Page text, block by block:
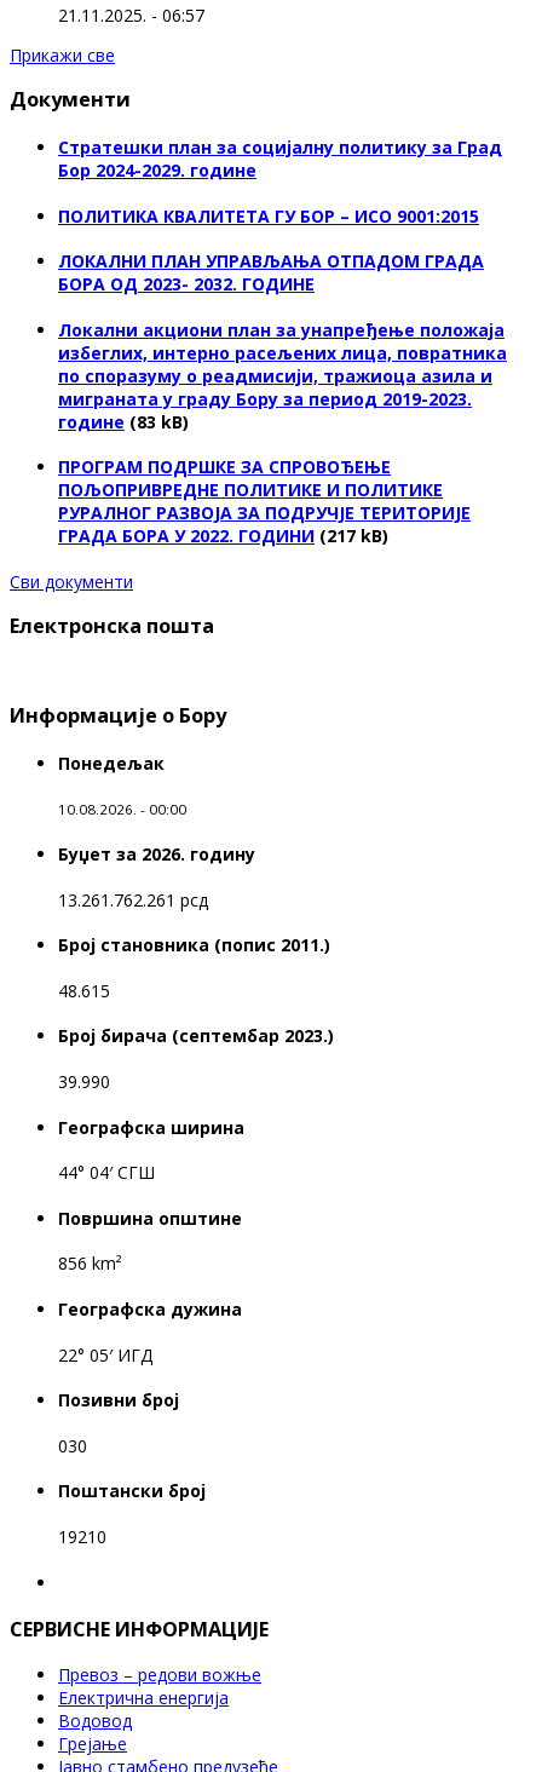
21.11.2025. - 06:57
Прикажи све
Документи
Стратешки план за социјалну политику за Град
Бор 2024-2029. године
ПОЛИТИКА КВАЛИТЕТА ГУ БОР – ИСО 9001:2015
ЛОКАЛНИ ПЛАН УПРАВЉАЊА ОТПАДОМ ГРАДА
БОРА ОД 2023- 2032. ГОДИНЕ
Локални акциони план за унапређење положаја
избеглих, интерно расељених лица, повратника
по споразуму о реадмисији, тражиоца азила и
миграната у граду Бору за период 2019-2023.
године (83 kB)
ПРОГРАМ ПОДРШКЕ ЗА СПРОВОЂЕЊЕ
ПОЉОПРИВРЕДНЕ ПОЛИТИКЕ И ПОЛИТИКЕ
РУРАЛНОГ РАЗВОЈА ЗА ПОДРУЧЈЕ ТЕРИТОРИЈЕ
ГРАДА БОРА У 2022. ГОДИНИ (217 kB)
Сви документи
Електронска пошта
Информације о Бору
Понедељак
10.08.2026. - 00:00
Буџет за 2026. годину
13.261.762.261 рсд
Број становника (попис 2011.)
48.615
Број бирача (септембар 2023.)
39.990
Географска ширина
44° 04′ СГШ
Површина општине
856 km²
Географска дужина
22° 05′ ИГД
Позивни број
030
Поштански број
19210
СЕРВИСНЕ ИНФОРМАЦИЈЕ
Превоз – редови вожње
Електрична енергија
Водовод
Грејање
Јавно стамбено предузеће